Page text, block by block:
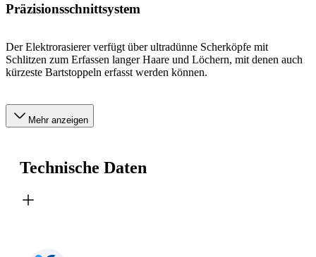
Präzisionsschnittsystem
Der Elektrorasierer verfügt über ultradünne Scherköpfe mit
Schlitzen zum Erfassen langer Haare und Löchern, mit denen auch
kürzeste Bartstoppeln erfasst werden können.
Mehr anzeigen
Technische Daten